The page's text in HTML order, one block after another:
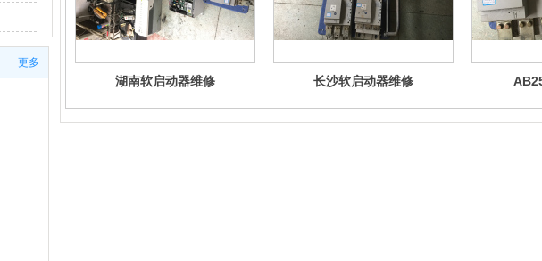
更多
湖南软启动器维修 长沙软启动器维修